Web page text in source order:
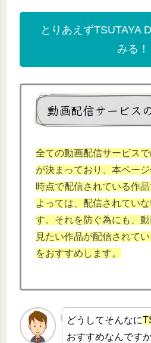
とりあえずTSUTAYA
みる！
動画配信サービス
全ての動画配信サービス
が決まっており、本ペー
時点で配信されている作
よっては、配信されてい
す。それを防ぐ為にも、
見たい作品が配信されて
をおすすめします。
どうしてそんなに
おすすめなんです